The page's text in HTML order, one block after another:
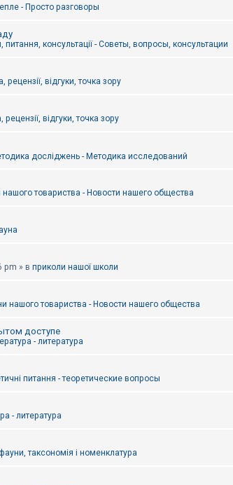
- Просто разговоры
питання, консультації - Советы, вопросы, консультации
рецензії, відгуки, точка зору
рецензії, відгуки, точка зору
досліджень - Методика исследований
нашого товариства - Новости нашего общества
pm » в приколи нашої школи
нашого товариства - Новости нашего общества
доступе
- литература
питання - теоретические вопросы
- литература
таксономія і номенклатура